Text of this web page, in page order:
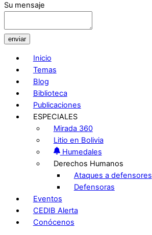
Su mensaje
enviar
Inicio
Temas
Blog
Biblioteca
Publicaciones
ESPECIALES
Mirada 360
Litio en Bolivia
Humedales
Derechos Humanos
Ataques a defensores
Defensoras
Eventos
CEDIB Alerta
Conócenos